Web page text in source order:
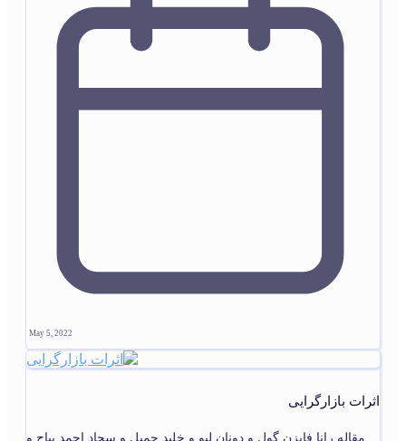
May 5, 2022
اثرات بازارگرایی
مقاله رانا فایزن گول و دونان لیو و خلید جمیل و سجاد احمد بیاج و